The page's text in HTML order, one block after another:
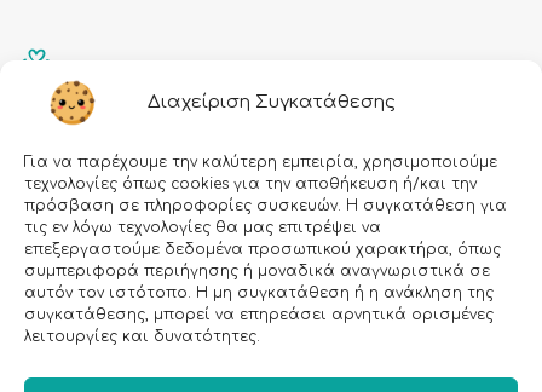
Διαχείριση Συγκατάθεσης
Για να παρέχουμε την καλύτερη εμπειρία, χρησιμοποιούμε
τεχνολογίες όπως cookies για την αποθήκευση ή/και την
πρόσβαση σε πληροφορίες συσκευών. Η συγκατάθεση για
τις εν λόγω τεχνολογίες θα μας επιτρέψει να
επεξεργαστούμε δεδομένα προσωπικού χαρακτήρα, όπως
συμπεριφορά περιήγησης ή μοναδικά αναγνωριστικά σε
αυτόν τον ιστότοπο. Η μη συγκατάθεση ή η ανάκληση της
συγκατάθεσης, μπορεί να επηρεάσει αρνητικά ορισμένες
λειτουργίες και δυνατότητες.
Εγραφείτε στο Newsletter μας!
Email: